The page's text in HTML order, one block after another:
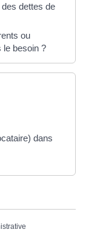
dettes de
ou
le besoin ?
dans